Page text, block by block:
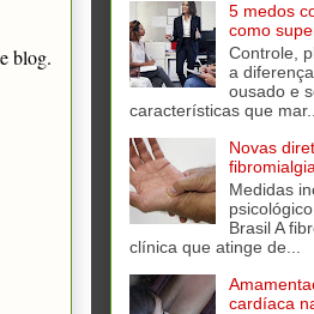
blog.
5 medos
como
Controle,
a
ousado e
características que mar...
Novas
Medidas
Brasil A
clínica que atinge de...
cardíaca